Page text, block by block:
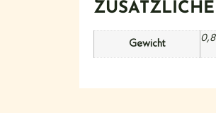
Gewicht